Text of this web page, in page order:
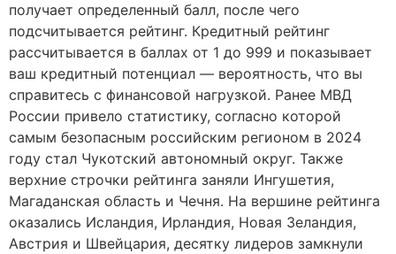
получает определенный балл, после чего
подсчитывается рейтинг. Кредитный рейтинг
рассчитывается в баллах от 1 до 999 и показывает
ваш кредитный потенциал — вероятность, что вы
справитесь с финансовой нагрузкой. Ранее МВД
России привело статистику, согласно которой
самым безопасным российским регионом в 2024
году стал Чукотский автономный округ. Также
верхние строчки рейтинга заняли Ингушетия,
Магаданская область и Чечня. На вершине рейтинга
оказались Исландия, Ирландия, Новая Зеландия,
Австрия и Швейцария, десятку лидеров замкнули